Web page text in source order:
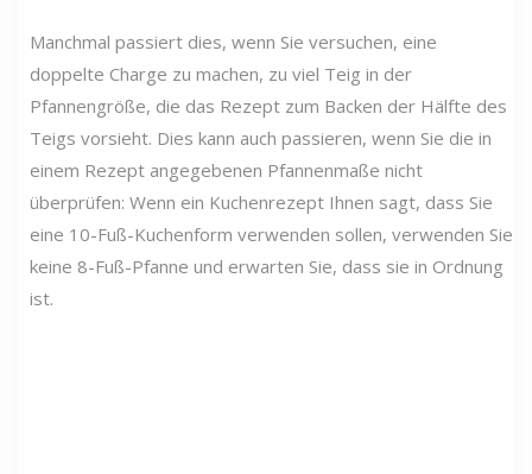
Manchmal passiert dies, wenn Sie versuchen, eine
doppelte Charge zu machen, zu viel Teig in der
Pfannengröße, die das Rezept zum Backen der Hälfte des
Teigs vorsieht. Dies kann auch passieren, wenn Sie die in
einem Rezept angegebenen Pfannenmaße nicht
überprüfen: Wenn ein Kuchenrezept Ihnen sagt, dass Sie
eine 10-Fuß-Kuchenform verwenden sollen, verwenden Sie
keine 8-Fuß-Pfanne und erwarten Sie, dass sie in Ordnung
ist.